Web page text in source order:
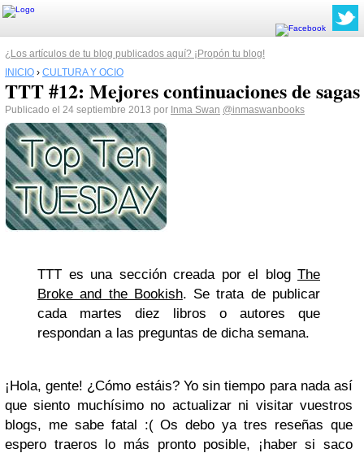
¿Los artículos de tu blog publicados aquí? ¡Propón tu blog!
INICIO › CULTURA Y OCIO
TTT #12: Mejores continuaciones de sagas
Publicado el 24 septiembre 2013 por Inma Swan @inmaswanbooks
TTT es una sección creada por el blog The
Broke and the Bookish. Se trata de publicar
cada martes diez libros o autores que
respondan a las preguntas de dicha semana.
¡Hola, gente! ¿Cómo estáis? Yo sin tiempo para nada así
que siento muchísimo no actualizar ni visitar vuestros
blogs, me sabe fatal :( Os debo ya tres reseñas que
espero traeros lo más pronto posible, ¡haber si saco